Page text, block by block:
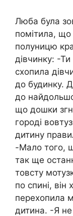
Люба була
помітила, що
полуницю
дівчинку: -
схопила
до будинку.
до
що дошки
городі
дитину
-Мало того,
так ще
товсту
по спині,
перехопила
дитина. -Я